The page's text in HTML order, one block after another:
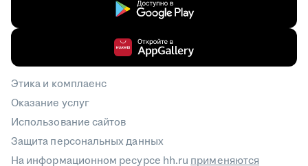
Этика и комплаенс
Оказание услуг
Использование сайтов
Защита персональных данных
На информационном ресурсе hh.ru применяются